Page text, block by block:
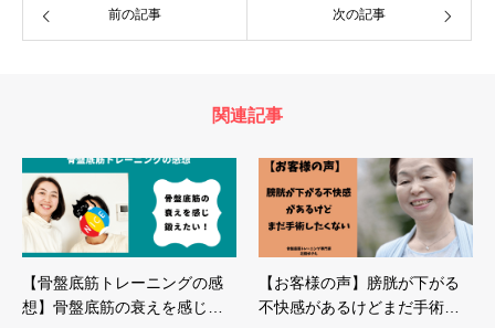
前の記事 次の記事
関連記事
【骨盤底筋トレーニングの感
想】骨盤底筋の衰えを感じ…
【お客様の声】膀胱が下がる
不快感があるけどまだ手術…